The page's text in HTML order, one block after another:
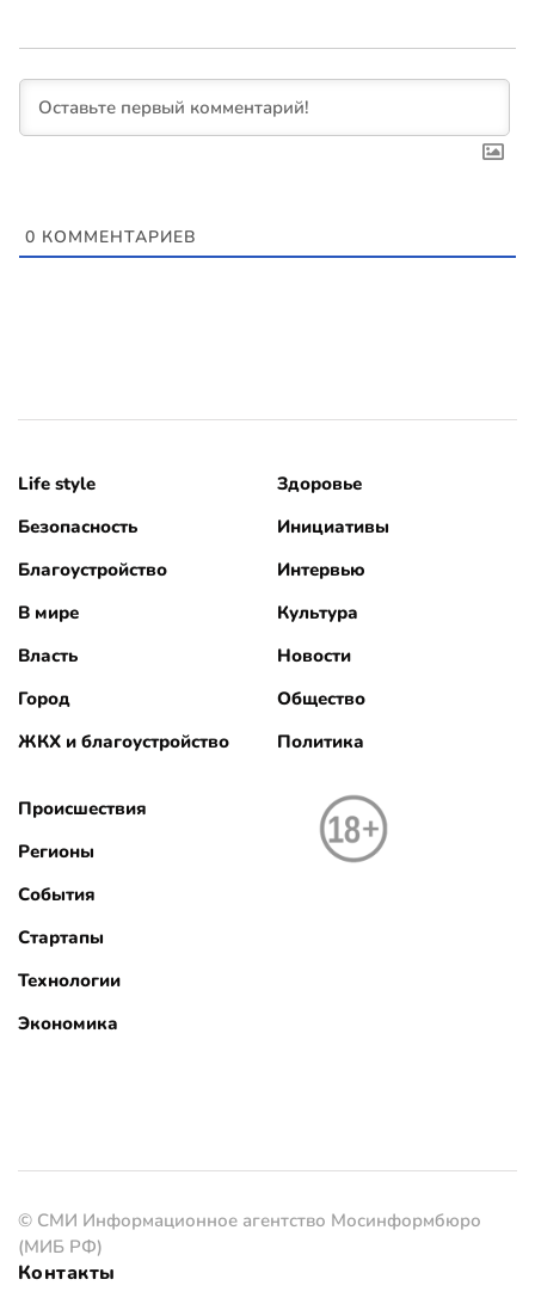
0 КОММЕНТАРИЕВ
Life style
Безопасность
Благоустройство
В мире
Власть
Город
ЖКХ и благоустройство
Здоровье
Инициативы
Интервью
Культура
Новости
Общество
Политика
Происшествия
Регионы
События
Стартапы
Технологии
Экономика
© СМИ Информационное агентство Мосинформбюро
(МИБ РФ)
Контакты